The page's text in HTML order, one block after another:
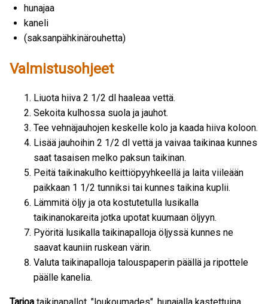
hunajaa
kaneli
(saksanpähkinärouhetta)
Valmistusohjeet
Liuota hiiva 2 1/2 dl haaleaa vettä.
Sekoita kulhossa suola ja jauhot.
Tee vehnäjauhojen keskelle kolo ja kaada hiiva koloon.
Lisää jauhoihin 2 1/2 dl vettä ja vaivaa taikinaa kunnes
saat tasaisen melko paksun taikinan.
Peitä taikinakulho keittiöpyyhkeellä ja laita viileään
paikkaan 1 1/2 tunniksi tai kunnes taikina kuplii.
Lämmitä öljy ja ota kostutetulla lusikalla
taikinanokareita jotka upotat kuumaan öljyyn.
Pyöritä lusikalla taikinapalloja öljyssä kunnes ne
saavat kauniin ruskean värin.
Valuta taikinapalloja talouspaperin päällä ja ripottele
päälle kanelia.